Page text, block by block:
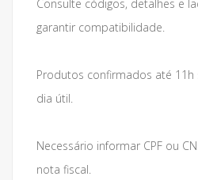
Consulte códigos, detalhes e
garantir compatibilidade.
Produtos confirmados até 11h
dia útil.
Necessário informar CPF ou
nota fiscal.